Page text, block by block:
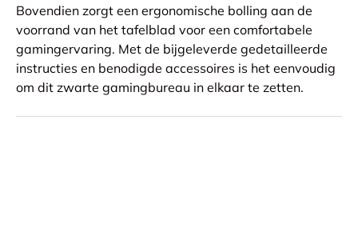
Bovendien zorgt een ergonomische bolling aan de
voorrand van het tafelblad voor een comfortabele
gamingervaring. Met de bijgeleverde gedetailleerde
instructies en benodigde accessoires is het eenvoudig
om dit zwarte gamingbureau in elkaar te zetten.